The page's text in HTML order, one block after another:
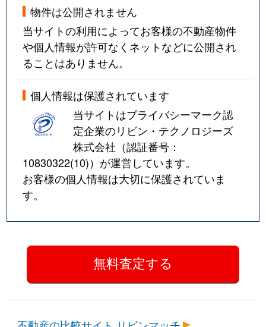
物件は公開されません
当サイトの利用によってお客様の不動産物件
や個人情報が許可なくネットなどに公開され
ることはありません。
個人情報は保護されています
当サイトはプライバシーマーク認
定企業のリビン・テクノロジーズ
株式会社（認証番号：
10830322(10)）が運営しています。
お客様の個人情報は大切に保護されていま
す。